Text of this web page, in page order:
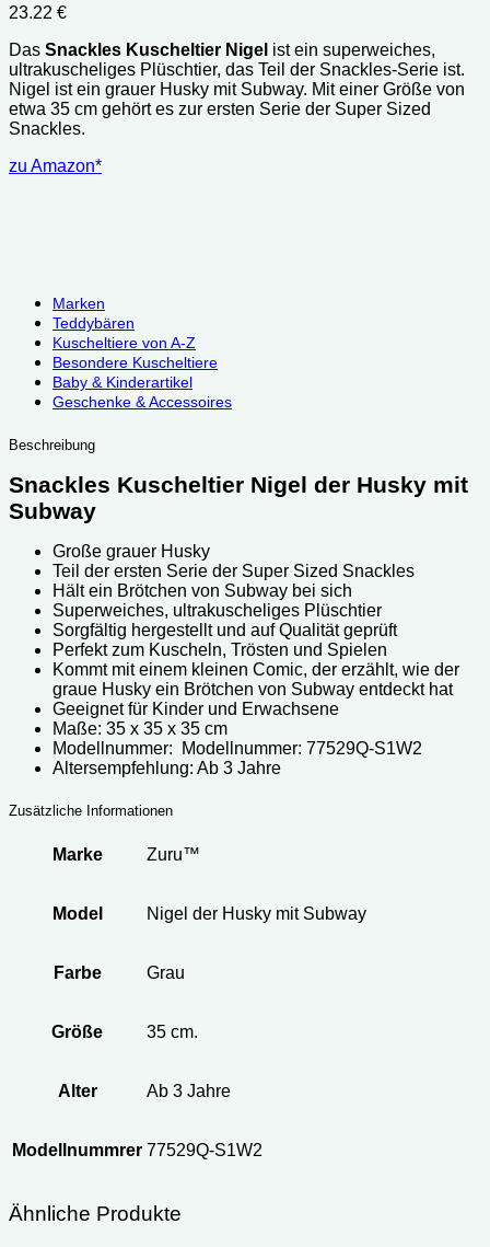
23.22 €
Das Snackles Kuscheltier Nigel ist ein superweiches,
ultrakuscheliges Plüschtier, das Teil der Snackles-Serie ist.
Nigel ist ein grauer Husky mit Subway. Mit einer Größe von
etwa 35 cm gehört es zur ersten Serie der Super Sized
Snackles.
zu Amazon*
Marken
Teddybären
Kuscheltiere von A-Z
Besondere Kuscheltiere
Baby & Kinderartikel
Geschenke & Accessoires
Beschreibung
Snackles Kuscheltier Nigel der Husky mit
Subway
Große grauer Husky
Teil der ersten Serie der Super Sized Snackles
Hält ein Brötchen von Subway bei sich
Superweiches, ultrakuscheliges Plüschtier
Sorgfältig hergestellt und auf Qualität geprüft
Perfekt zum Kuscheln, Trösten und Spielen
Kommt mit einem kleinen Comic, der erzählt, wie der
graue Husky ein Brötchen von Subway entdeckt hat
Geeignet für Kinder und Erwachsene
Maße: 35 x 35 x 35 cm
Modellnummer: ‎‎ Modellnummer: ‎‎77529Q-S1W2
Altersempfehlung: Ab 3 Jahre
Zusätzliche Informationen
Marke Zuru™
Model Nigel der Husky mit Subway
Farbe Grau
Größe 35 cm.
Alter Ab 3 Jahre
Modellnummrer 77529Q-S1W2
Ähnliche Produkte